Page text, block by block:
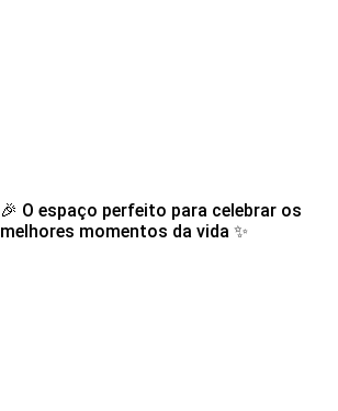
🎉 O espaço perfeito para celebrar os
melhores momentos da vida ✨